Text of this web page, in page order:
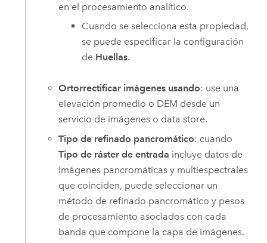
en el procesamiento analítico.
Cuando se selecciona esta propiedad,
se puede especificar la configuración
de Huellas.
Ortorrectificar imágenes usando: use una
elevación promedio o DEM desde un
servicio de imágenes o data store.
Tipo de refinado pancromático: cuando
Tipo de ráster de entrada incluye datos de
imágenes pancromáticas y multiespectrales
que coinciden, puede seleccionar un
método de refinado pancromático y pesos
de procesamiento asociados con cada
banda que compone la capa de imágenes.